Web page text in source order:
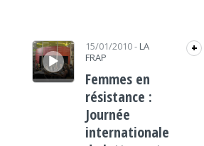
Lecteur audio 15/01/2010- LA
FRAP
+
Femmes en
résistance :
Journée
internationale